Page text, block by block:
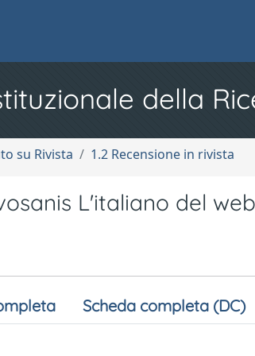
della
su Rivista 1.2 Recensione in rivista
L'italiano del
Scheda completa (DC)